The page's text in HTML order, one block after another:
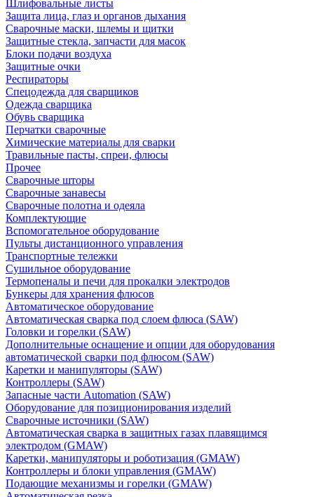
Шлифовальные листы
Защита лица, глаз и органов дыхания
Сварочные маски, шлемы и щитки
Защитные стекла, запчасти для масок
Блоки подачи воздуха
Защитные очки
Респираторы
Спецодежда для сварщиков
Одежда сварщика
Обувь сварщика
Перчатки сварочные
Химические материалы для сварки
Травильные пасты, спреи, флюсы
Прочее
Сварочные шторы
Сварочные занавесы
Сварочные полотна и одеяла
Комплектующие
Вспомогательное оборудование
Пульты дистанционного управления
Транспортные тележки
Сушильное оборудование
Термопеналы и печи для прокалки электродов
Бункеры для хранения флюсов
Автоматическое оборудование
Автоматическая сварка под слоем флюса (SAW)
Головки и горелки (SAW)
Дополнительные оснащение и опции для оборудования
автоматической сварки под флюсом (SAW)
Каретки и манипуляторы (SAW)
Контроллеры (SAW)
Запасные части Automation (SAW)
Оборудование для позиционирования изделий
Сварочные источники (SAW)
Автоматическая сварка в защитных газах плавящимся
электродом (GMAW)
Каретки, манипуляторы и роботизация (GMAW)
Контроллеры и блоки управления (GMAW)
Подающие механизмы и горелки (GMAW)